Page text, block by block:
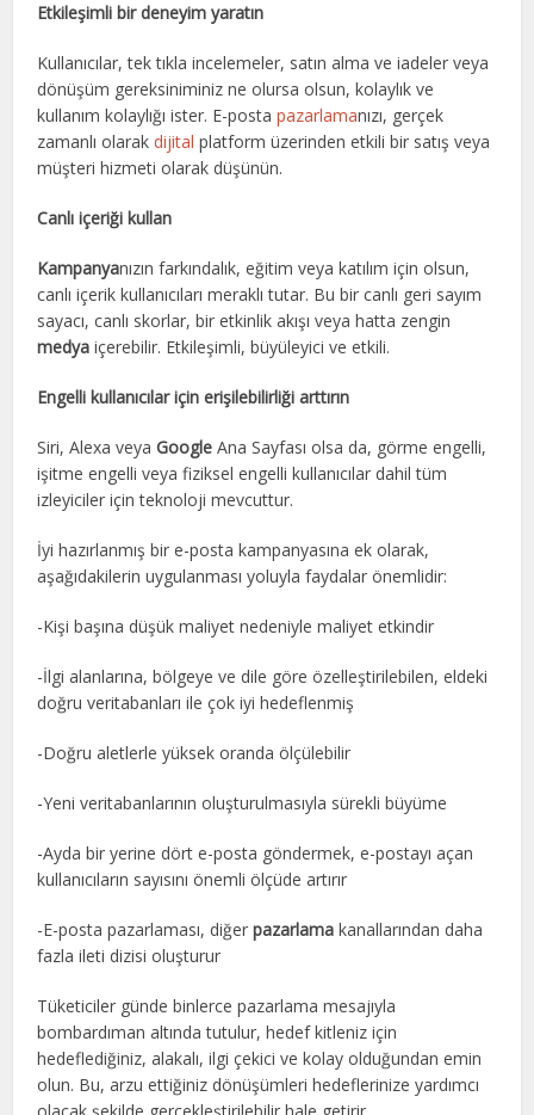
Etkileşimli bir deneyim yaratın
Kullanıcılar, tek tıkla incelemeler, satın alma ve iadeler veya
dönüşüm gereksiniminiz ne olursa olsun, kolaylık ve
kullanım kolaylığı ister. E-postapazarlamanızı, gerçek
zamanlı olarakdijital platform üzerinden etkili bir satış veya
müşteri hizmeti olarak düşünün.
Canlı içeriği kullan
Kampanyanızın farkındalık, eğitim veya katılım için olsun,
canlı içerik kullanıcıları meraklı tutar. Bu bir canlı geri sayım
sayacı, canlı skorlar, bir etkinlik akışı veya hatta zengin
medya içerebilir. Etkileşimli, büyüleyici ve etkili.
Engelli kullanıcılar için erişilebilirliği arttırın
Siri, Alexa veyaGoogle Ana Sayfası olsa da, görme engelli,
işitme engelli veya fiziksel engelli kullanıcılar dahil tüm
izleyiciler için teknoloji mevcuttur.
İyi hazırlanmış bir e-posta kampanyasına ek olarak,
aşağıdakilerin uygulanması yoluyla faydalar önemlidir:
-Kişi başına düşük maliyet nedeniyle maliyet etkindir
-İlgi alanlarına, bölgeye ve dile göre özelleştirilebilen, eldeki
doğru veritabanları ile çok iyi hedeflenmiş
-Doğru aletlerle yüksek oranda ölçülebilir
-Yeni veritabanlarının oluşturulmasıyla sürekli büyüme
-Ayda bir yerine dört e-posta göndermek, e-postayı açan
kullanıcıların sayısını önemli ölçüde artırır
-E-posta pazarlaması, diğerpazarlama kanallarından daha
fazla ileti dizisi oluşturur
Tüketiciler günde binlerce pazarlama mesajıyla
bombardıman altında tutulur, hedef kitleniz için
hedeflediğiniz, alakalı, ilgi çekici ve kolay olduğundan emin
olun. Bu, arzu ettiğiniz dönüşümleri hedeflerinize yardımcı